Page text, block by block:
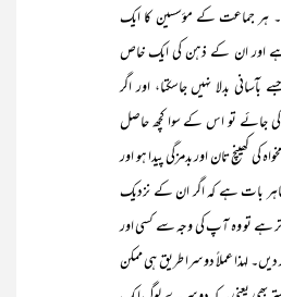
ہر جماعت کے مؤسسین کا ایک
اور ان کے ذہن کی ایک خاص
بدلا نہیں جاسکتا، اور اگر
جائے تو اس کے سوا کچھ حاصل
کی کھینچ تان اور بدمزگی پیدا ہو اور
بات ہے کہ اگر ان کے نزدیک
تر ہے تو وہ آپ کی وجہ سے کسی اور
دیں۔ لہذا عملاً دوسرا طریق ہی ممکن